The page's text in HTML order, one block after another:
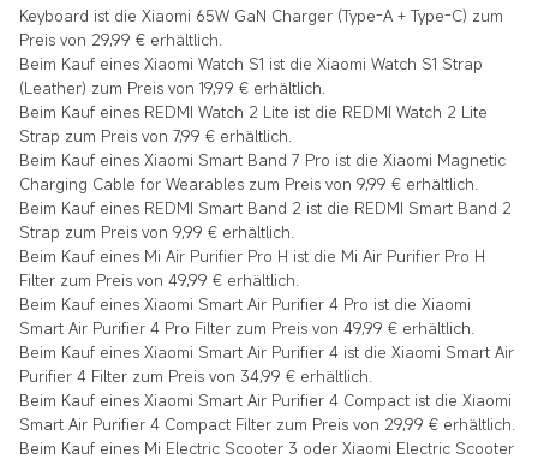
Keyboard ist die Xiaomi 65W GaN Charger (Type-A + Type-C) zum
Preis von 29,99 € erhältlich.
Beim Kauf eines Xiaomi Watch S1 ist die Xiaomi Watch S1 Strap
(Leather) zum Preis von 19,99 € erhältlich.
Beim Kauf eines REDMI Watch 2 Lite ist die REDMI Watch 2 Lite
Strap zum Preis von 7,99 € erhältlich.
Beim Kauf eines Xiaomi Smart Band 7 Pro ist die Xiaomi Magnetic
Charging Cable for Wearables zum Preis von 9,99 € erhältlich.
Beim Kauf eines REDMI Smart Band 2 ist die REDMI Smart Band 2
Strap zum Preis von 9,99 € erhältlich.
Beim Kauf eines Mi Air Purifier Pro H ist die Mi Air Purifier Pro H
Filter zum Preis von 49,99 € erhältlich.
Beim Kauf eines Xiaomi Smart Air Purifier 4 Pro ist die Xiaomi
Smart Air Purifier 4 Pro Filter zum Preis von 49,99 € erhältlich.
Beim Kauf eines Xiaomi Smart Air Purifier 4 ist die Xiaomi Smart Air
Purifier 4 Filter zum Preis von 34,99 € erhältlich.
Beim Kauf eines Xiaomi Smart Air Purifier 4 Compact ist die Xiaomi
Smart Air Purifier 4 Compact Filter zum Preis von 29,99 € erhältlich.
Beim Kauf eines Mi Electric Scooter 3 oder Xiaomi Electric Scooter